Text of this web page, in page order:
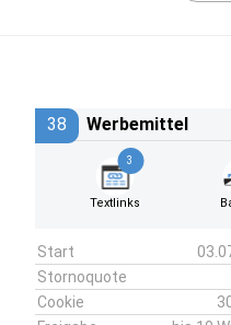
38 Werbemittel
3
Textlinks
Start
Stornoquote
Cookie